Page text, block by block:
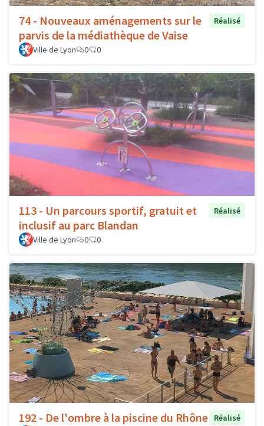
74 - Nouveaux aménagements sur le
parvis de la médiathèque de Vaise
Réalisé
Ville de Lyon 0 0
113 - Un parcours sportif, gratuit et
inclusif au parc Blandan
Réalisé
Ville de Lyon 0 0
192 - De l'ombre à la piscine du Rhône
Réalisé